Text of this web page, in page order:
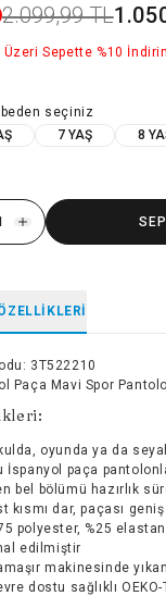
2.099,99 TL
Üzeri Sepette %10
beden seçiniz
7 YAŞ 8
: 3T522210
Paça Mavi Spor
oyunda ya da
İspanyol paça
bel bölümü hazırlık
kısmı dar, paçası
polyester, %25
edilmiştir
makinesinde
dostu sağlıklı